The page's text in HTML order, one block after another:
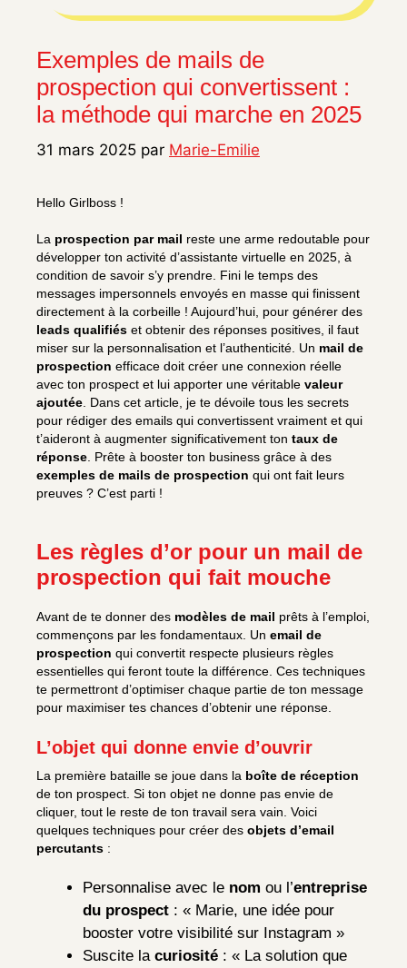
Exemples de mails de
prospection qui convertissent :
la méthode qui marche en 2025
31 mars 2025 par Marie-Emilie
Hello Girlboss !
La prospection par mail
reste une arme redoutable pour
développer ton activité d’assistante virtuelle en 2025, à
condition de savoir s’y prendre. Fini le temps des
messages impersonnels envoyés en masse qui finissent
directement à la corbeille ! Aujourd’hui, pour générer des
leads qualifiés et obtenir des réponses positives, il faut
miser sur la personnalisation et l’authenticité. Un mail de
prospection efficace doit créer une connexion réelle
avec ton prospect et lui apporter une véritable valeur
ajoutée. Dans cet article, je te dévoile tous les secrets
pour rédiger des emails qui convertissent vraiment et qui
t’aideront à augmenter significativement ton taux de
réponse. Prête à booster ton business grâce à des
exemples de mails de prospection qui ont fait leurs
preuves ? C’est parti !
Les règles d’or pour un mail de
prospection qui fait mouche
Avant de te donner des modèles de mail
prêts à l’emploi,
commençons par les fondamentaux. Un email de
prospection qui convertit respecte plusieurs règles
essentielles qui feront toute la différence. Ces techniques
te permettront d’optimiser chaque partie de ton message
pour maximiser tes chances d’obtenir une réponse.
L’objet qui donne envie d’ouvrir
La première bataille se joue dans la boîte de réception
de ton prospect. Si ton objet ne donne pas envie de
cliquer, tout le reste de ton travail sera vain. Voici
quelques techniques pour créer des objets d’email
percutants :
Personnalise avec le nom ou l’entreprise
du prospect : « Marie, une idée pour
booster votre visibilité sur Instagram »
Suscite la curiosité : « La solution que